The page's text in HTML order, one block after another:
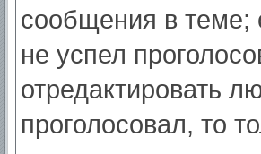
сообщения в теме;
не успел
отредактировать
проголосовал, то